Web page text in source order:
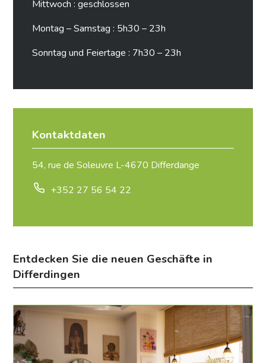
Mittwoch : geschlossen
Montag – Samstag : 5h30 – 23h
Sonntag und Feiertage : 7h30 – 23h
Kontaktdaten
54, rue de Soleuvre L-4670 Differdange
+352 27 56 54 22
Entdecken Sie die neuen Geschäfte in
Differdingen